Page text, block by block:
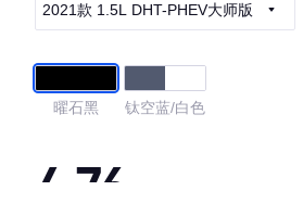
2021款 1.5L DHT-PHEV大师版
曜石黑 钛空蓝/白色
4.76